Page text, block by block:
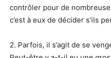
contrôler pour de
c’est à eux de décider s’ils
2. Parfois, il s’agit de se